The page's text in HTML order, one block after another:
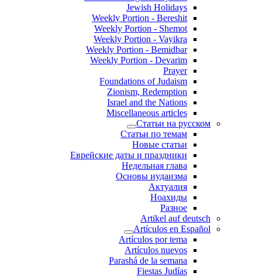
Jewish Holidays
Weekly Portion - Bereshit
Weekly Portion - Shemot
Weekly Portion - Vayikra
Weekly Portion - Bemidbar
Weekly Portion - Devarim
Prayer
Foundations of Judaism
Zionism, Redemption
Israel and the Nations
Miscellaneous articles
Статьи на русском
Статьи по темам
Новые статьи
Еврейские даты и праздники
Недельная глава
Основы иудаизма
Актуалия
Ноахиды
Разное
Artikel auf deutsch
Artículos en Español
Artículos por tema
Artículos nuevos
Parashá de la semana
Fiestas Judías